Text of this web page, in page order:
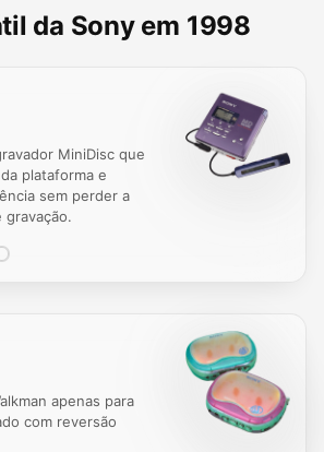
da Sony em 1998
MiniDisc que
plataforma e
sem perder a
gravação.
apenas para
com reversão